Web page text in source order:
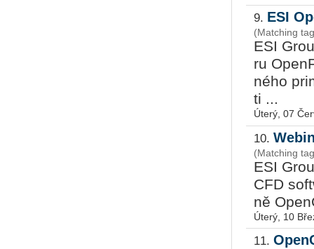
9. ESI
(Matching
ESI
ru
né­ho
ti ...
Úterý, 07
10.
(Matching
ESI
CFD
ně
Úterý, 10
11.